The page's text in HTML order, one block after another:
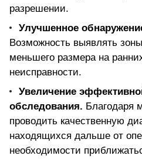
разрешении.
Улучшенное
Возможность выявлять
меньшего размера на
неисправности.
Увеличение
обследования. Благодаря
проводить качественную
находящихся дальше от
необходимости